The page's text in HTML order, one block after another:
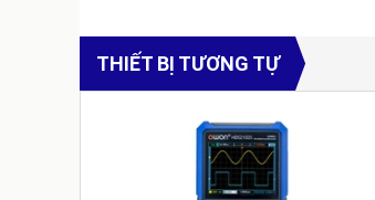
THIẾT BỊ TƯƠNG TỰ